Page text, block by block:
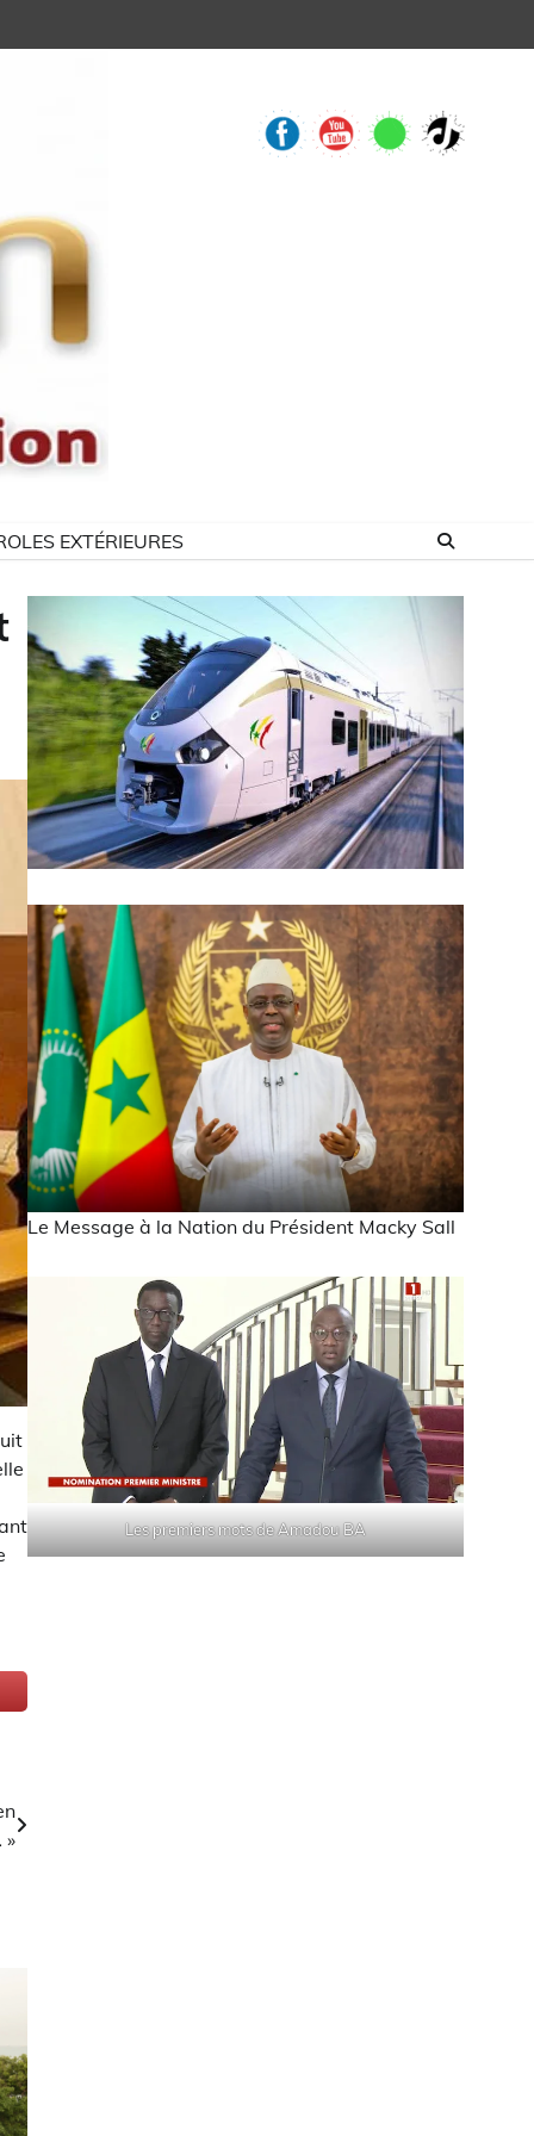
EXTÉRIEURES
»
Le Message à la Nation du Président Macky Sall
Les premiers mots de Amadou BA